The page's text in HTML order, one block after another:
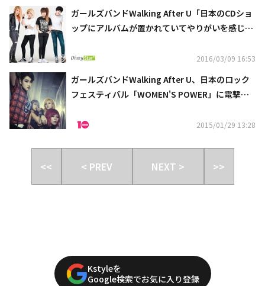
ガールズバンドWalking After U「日本のCDショ
ップにアルバムが置かれていてやりがいを感じ
2016/03/09 16:53
ガールズバンドWalking After U、日本のロック
フェスティバル「WOMEN'S POWER」に電撃出
2015/01/29 13:28
<< < PREV NEXT > >>
Kstyleを
Google検索でお気に入り登録